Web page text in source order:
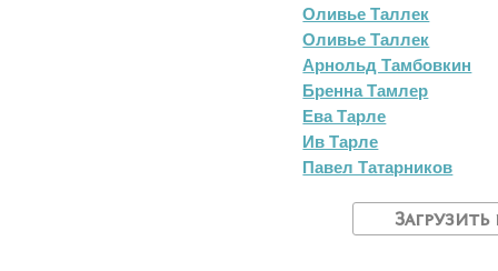
Оливье Таллек
Оливье Таллек
Арнольд Тамбовкин
Бренна Тамлер
Ева Тарле
Ив Тарле
Павел Татарников